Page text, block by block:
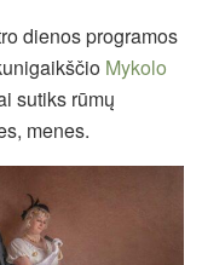
dienos programos
Mykolo
sutiks rūmų
menes.